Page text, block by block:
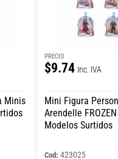
Minis
PRECIO
$9.74 Inc. IVA
Mini Figura
Arendelle
Modelos Surtidos
Cod: 423025